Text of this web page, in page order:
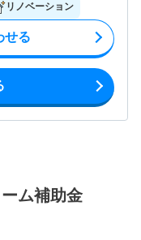
リノベーション
せる
ム補助金